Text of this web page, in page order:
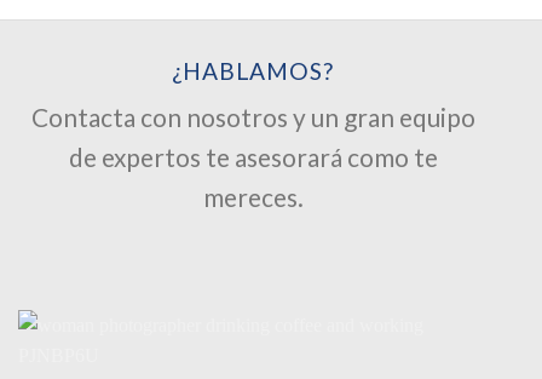
¿HABLAMOS?
Contacta con nosotros y un gran equipo
de expertos te asesorará como te
mereces.